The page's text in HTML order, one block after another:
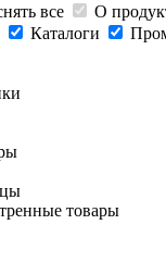
все
О
Каталоги
товары